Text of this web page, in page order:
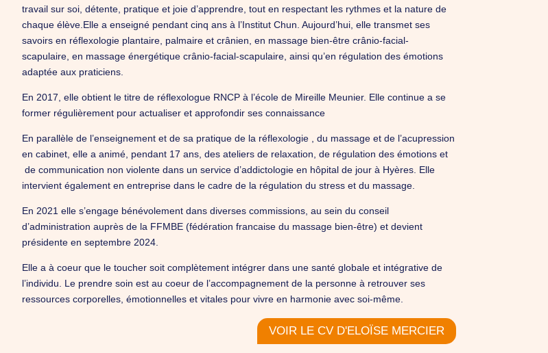
travail sur soi, détente, pratique et joie d’apprendre, tout en respectant les rythmes et la nature de
chaque élève.Elle a enseigné pendant cinq ans à l’Institut Chun. Aujourd’hui, elle transmet ses
savoirs en réflexologie plantaire, palmaire et crânien, en massage bien-être crânio-facial-
scapulaire, en massage énergétique crânio-facial-scapulaire, ainsi qu’en régulation des émotions
adaptée aux praticiens.
En 2017, elle obtient le titre de réflexologue RNCP à l’école de Mireille Meunier. Elle continue a se
former régulièrement pour actualiser et approfondir ses connaissance
En parallèle de l’enseignement et de sa pratique de la réflexologie , du massage et de l’acupression
en cabinet, elle a animé, pendant 17 ans, des ateliers de relaxation, de régulation des émotions et
de communication non violente dans un service d’addictologie en hôpital de jour à Hyères. Elle
intervient également en entreprise dans le cadre de la régulation du stress et du massage.
En 2021 elle s’engage bénévolement dans diverses commissions, au sein du conseil
d’administration auprès de la FFMBE (fédération francaise du massage bien-être) et devient
présidente en septembre 2024.
Elle a à coeur que le toucher soit complètement intégrer dans une santé globale et intégrative de
l’individu. Le prendre soin est au coeur de l’accompagnement de la personne à retrouver ses
ressources corporelles, émotionnelles et vitales pour vivre en harmonie avec soi-même.
VOIR LE CV D'ELOÏSE MERCIER